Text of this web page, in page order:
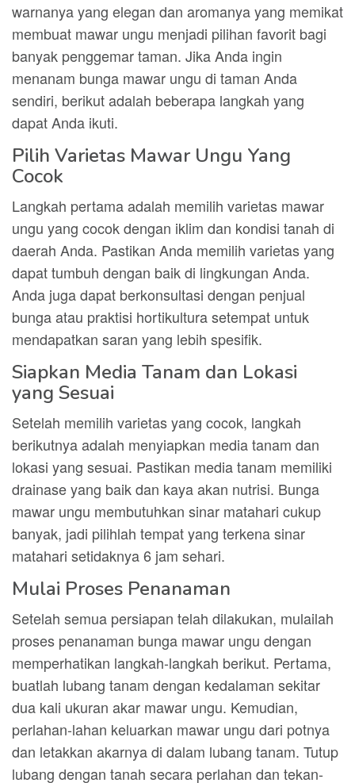
warnanya yang elegan dan aromanya yang memikat
membuat mawar ungu menjadi pilihan favorit bagi
banyak penggemar taman. Jika Anda ingin
menanam bunga mawar ungu di taman Anda
sendiri, berikut adalah beberapa langkah yang
dapat Anda ikuti.
Pilih Varietas Mawar Ungu Yang
Cocok
Langkah pertama adalah memilih varietas mawar
ungu yang cocok dengan iklim dan kondisi tanah di
daerah Anda. Pastikan Anda memilih varietas yang
dapat tumbuh dengan baik di lingkungan Anda.
Anda juga dapat berkonsultasi dengan penjual
bunga atau praktisi hortikultura setempat untuk
mendapatkan saran yang lebih spesifik.
Siapkan Media Tanam dan Lokasi
yang Sesuai
Setelah memilih varietas yang cocok, langkah
berikutnya adalah menyiapkan media tanam dan
lokasi yang sesuai. Pastikan media tanam memiliki
drainase yang baik dan kaya akan nutrisi. Bunga
mawar ungu membutuhkan sinar matahari cukup
banyak, jadi pilihlah tempat yang terkena sinar
matahari setidaknya 6 jam sehari.
Mulai Proses Penanaman
Setelah semua persiapan telah dilakukan, mulailah
proses penanaman bunga mawar ungu dengan
memperhatikan langkah-langkah berikut. Pertama,
buatlah lubang tanam dengan kedalaman sekitar
dua kali ukuran akar mawar ungu. Kemudian,
perlahan-lahan keluarkan mawar ungu dari potnya
dan letakkan akarnya di dalam lubang tanam. Tutup
lubang dengan tanah secara perlahan dan tekan-